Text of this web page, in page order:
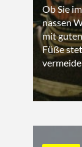
Ob Sie
nassen
mit
Füße